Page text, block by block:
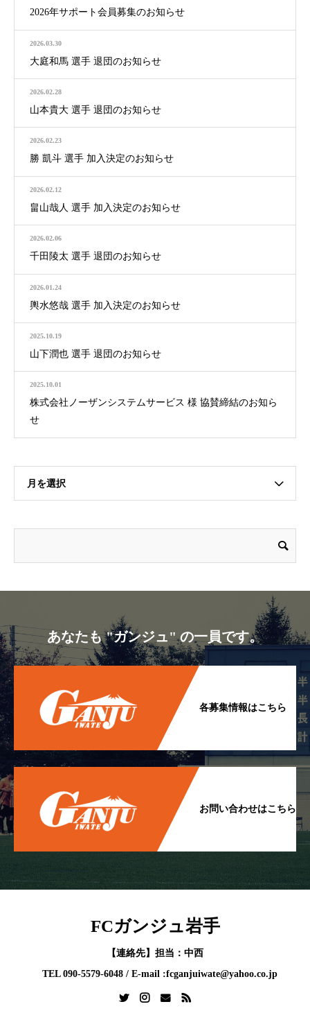
2026年サポート会員募集のお知らせ
2026.03.30
大庭和馬 選手 退団のお知らせ
2026.02.28
山本貴大 選手 退団のお知らせ
2026.02.23
勝 凱斗 選手 加入決定のお知らせ
2026.02.12
畠山哉人 選手 加入決定のお知らせ
2026.02.06
千田陵太 選手 退団のお知らせ
2026.01.24
輿水悠哉 選手 加入決定のお知らせ
2025.10.19
山下潤也 選手 退団のお知らせ
2025.10.01
株式会社ノーザンシステムサービス 様 協賛締結のお知ら
せ
月を選択
あなたも "ガンジュ" の一員です。
各募集情報はこちら
お問い合わせはこちら
FCガンジュ岩手
【連絡先】担当：中西
TEL 090-5579-6048 / E-mail :fcganjuiwate@yahoo.co.jp